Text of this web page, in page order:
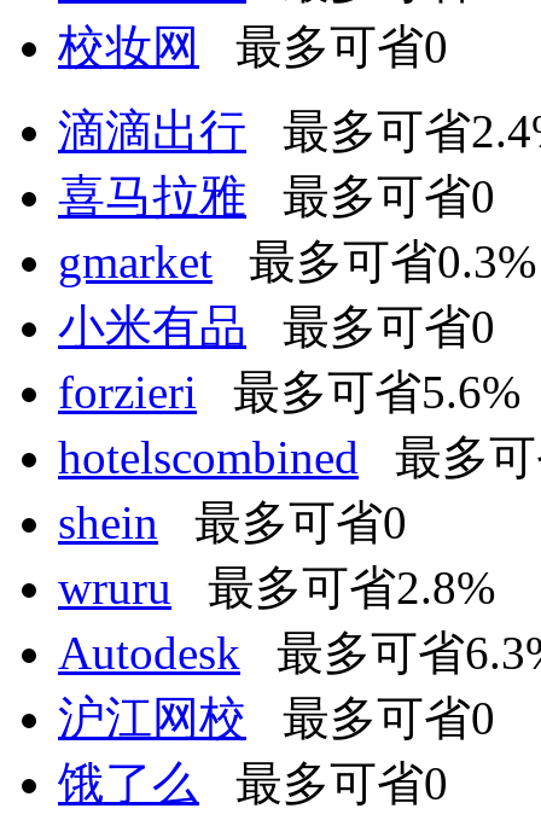
校妆网
最多可省0
滴滴出行 最多可省
喜马拉雅 最多可省0
gmarket 最多可省0.3%
小米有品 最多可省0
forzieri 最多可省5.6%
hotelscombined 最多可
shein 最多可省0
wruru 最多可省2.8%
Autodesk 最多可省
沪江网校 最多可省0
饿了么 最多可省0